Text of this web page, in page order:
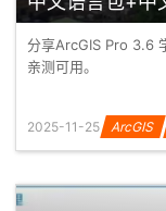
分享ArcGIS Pro 3.6
亲测可用。
2025-11-25 ArcGIS